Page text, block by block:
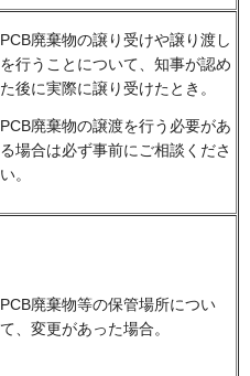
PCB廃棄物の譲り受けや譲り渡し
を行うことについて、知事が認め
た後に実際に譲り受けたとき。
PCB廃棄物の譲渡を行う必要があ
る場合は必ず事前にご相談くださ
い。
PCB廃棄物等の保管場所につい
て、変更があった場合。